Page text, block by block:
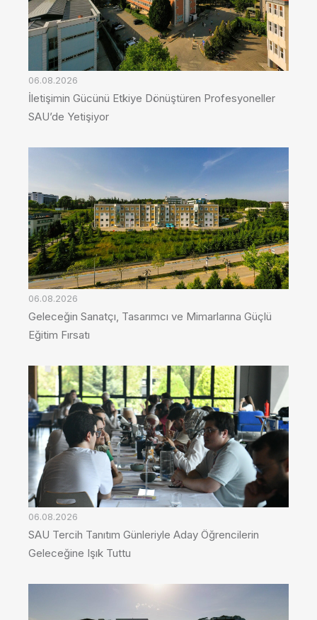
06.08.2026
İletişimin Gücünü Etkiye Dönüştüren Profesyoneller
SAU’de Yetişiyor
06.08.2026
Geleceğin Sanatçı, Tasarımcı ve Mimarlarına Güçlü
Eğitim Fırsatı
06.08.2026
SAU Tercih Tanıtım Günleriyle Aday Öğrencilerin
Geleceğine Işık Tuttu